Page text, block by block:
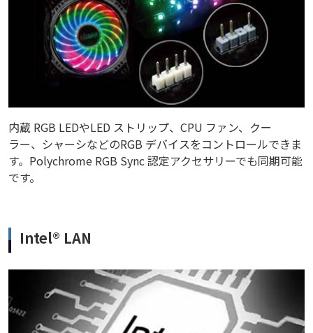
内蔵 RGB LEDやLED ストリップ、CPU ファン、クー
ラー、シャーシなどのRGB デバイスをコントロールできま
す。Polychrome RGB Sync 認定アクセサリーでも同期可能
です。
Intel® LAN